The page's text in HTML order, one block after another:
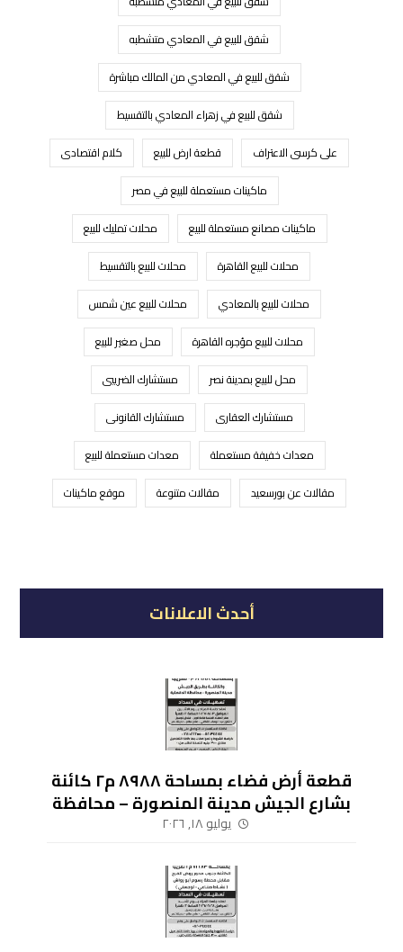
شقق للبيع في المعادي متشطبه
شقق للبيع في المعادي من المالك مباشرة
شقق للبيع في زهراء المعادي بالتقسيط
على كرسى الاعتراف
قطعة ارض للبيع
كلام اقتصادى
ماكينات مستعملة للبيع في مصر
ماكينات مصانع مستعملة للبيع
محلات تمليك للبيع
محلات للبيع القاهرة
محلات للبيع بالتقسيط
محلات للبيع بالمعادي
محلات للبيع عين شمس
محلات للبيع مؤجره القاهرة
محل صغير للبيع
محل للبيع بمدينة نصر
مستشارك الضريبى
مستشارك العقارى
مستشارك القانونى
معدات خفيفة مستعملة
معدات مستعملة للبيع
مقالات عن بورسعيد
مقالات متنوعة موقع ماكينات
أحدث الاعلانات
قطعة أرض فضاء بمساحة ٨٩٨٨ م٢ كائنة
بشارع الجيش مدينة المنصورة – محافظة
الدقهلية
يوليو ١٨, ٢٠٢٦